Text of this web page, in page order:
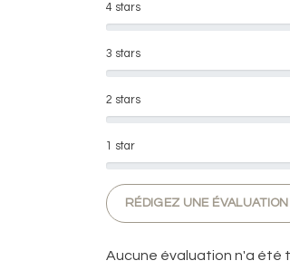
1 star
2 stars
3 stars
4 stars
RÉDIGEZ UNE ÉVALUATION
Aucune évaluation n'a été